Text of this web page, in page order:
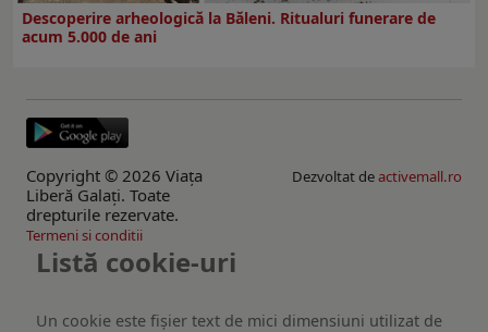
Descoperire arheologică la Băleni. Ritualuri funerare de
acum 5.000 de ani
Copyright © 2026 Viaţa
Liberă Galaţi. Toate
drepturile rezervate.
Dezvoltat deactivemall.ro
Termeni si conditii
Listă cookie-uri
Un cookie este fişier text de mici dimensiuni utilizat de